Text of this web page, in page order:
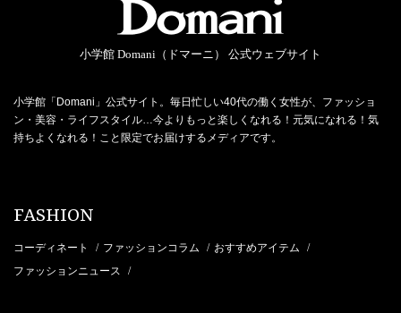
小学館 Domani（ドマーニ） 公式ウェブサイト
小学館「Domani」公式サイト。毎日忙しい40代の働く女性が、ファッショ
ン・美容・ライフスタイル…今よりもっと楽しくなれる！元気になれる！気
持ちよくなれる！こと限定でお届けするメディアです。
FASHION
コーディネート / ファッションコラム / おすすめアイテム /
ファッションニュース /